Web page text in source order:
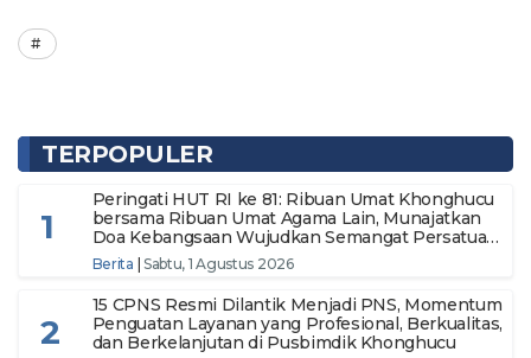
TERPOPULER
1
Peringati HUT RI ke 81: Ribuan Umat Khonghucu
bersama Ribuan Umat Agama Lain, Munajatkan
Doa Kebangsaan Wujudkan Semangat Persatuan
Menuju Indonesia Makmur dan Berdaulat
Berita | Sabtu, 1 Agustus 2026
2
15 CPNS Resmi Dilantik Menjadi PNS, Momentum
Penguatan Layanan yang Profesional, Berkualitas,
dan Berkelanjutan di Pusbimdik Khonghucu